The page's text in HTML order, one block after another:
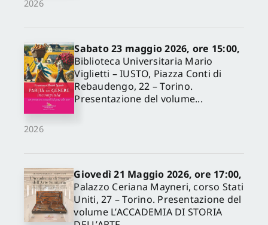
2026
2026
Sabato 23 maggio 2026, ore 15:00,
Biblioteca Universitaria Mario
Viglietti – IUSTO, Piazza Conti di
Rebaudengo, 22 – Torino.
Presentazione del volume...
Giovedì 21 Maggio 2026, ore 17:00,
Palazzo Ceriana Mayneri, corso Stati
Uniti, 27 – Torino. Presentazione del
volume L’ACCADEMIA DI STORIA